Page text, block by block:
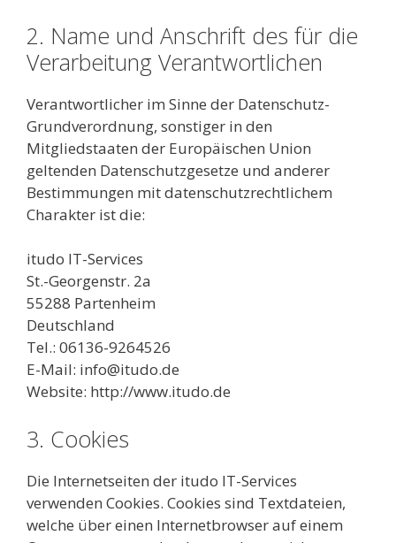
2. Name und Anschrift des für die
Verarbeitung Verantwortlichen
Verantwortlicher im Sinne der Datenschutz-
Grundverordnung, sonstiger in den
Mitgliedstaaten der Europäischen Union
geltenden Datenschutzgesetze und anderer
Bestimmungen mit datenschutzrechtlichem
Charakter ist die:
itudo IT-Services
St.-Georgenstr. 2a
55288 Partenheim
Deutschland
Tel.: 06136-9264526
E-Mail: info@itudo.de
Website: http://www.itudo.de
3. Cookies
Die Internetseiten der itudo IT-Services
verwenden Cookies. Cookies sind Textdateien,
welche über einen Internetbrowser auf einem